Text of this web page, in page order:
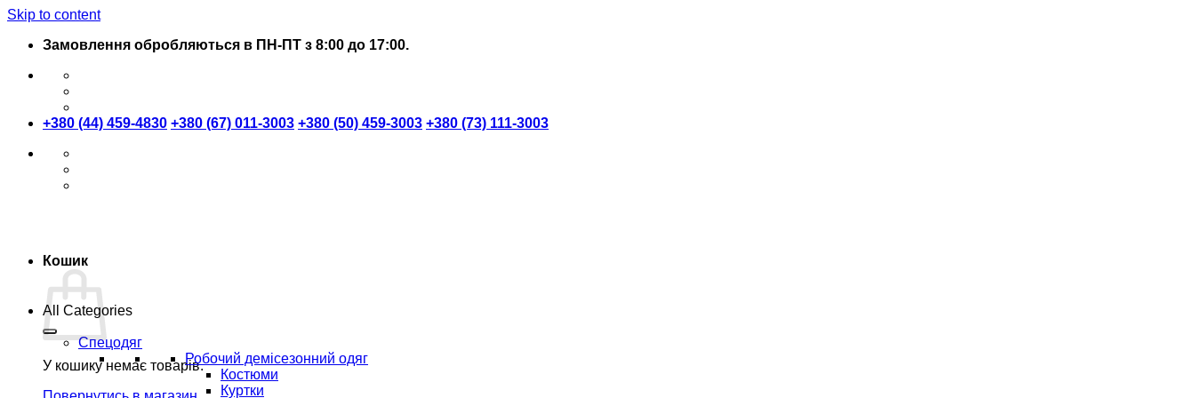
Skip to content
Замовлення обробляються в ПН-ПТ з 8:00 до 17:00.
+380 (44) 459-4830 +380 (67) 011-3003 +380 (50) 459-3003 +380 (73) 111-3003
Кошик
У кошику немає товарів.
All Categories
Спецодяг
Робочий демісезонний одяг
Костюми
Куртки